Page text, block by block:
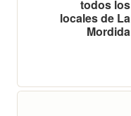
todos los
locales de La
Mordida